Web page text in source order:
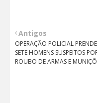
Antigos
OPERAÇÃO POLICIAL PRENDE
SETE HOMENS SUSPEITOS
ROUBO DE ARMAS E